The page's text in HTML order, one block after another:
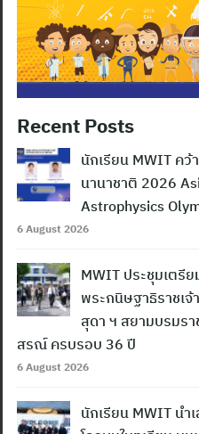
Recent Posts
นักเรียน MWIT คว้
นานาชาติ 2026
Astrophysics
6 August 2026
MWIT ประชุมเตรี
พระกนิษฐาธิราชเ
สุดา ฯ สยามบรมร
สรณ์ ครบรอบ 36 ปี
6 August 2026
นักเรียน MWIT น